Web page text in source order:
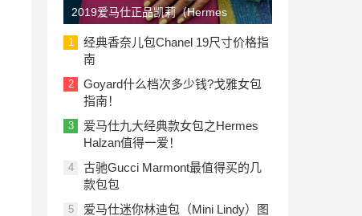
2019爱马仕正品凯莉（Hermes
Kelly）包包价格一览表：美国与欧洲
1
经典香奈儿包Chanel 19尺寸价格指
南
2
Goyard什么档次多少钱?戈雅女包
指南！
3
爱马仕九大经典款女包之Hermes
Halzan值得一爱！
4
古驰Gucci Marmont最值得买的几
款包包
5
爱马仕迷你林迪包（Mini Lindy）图